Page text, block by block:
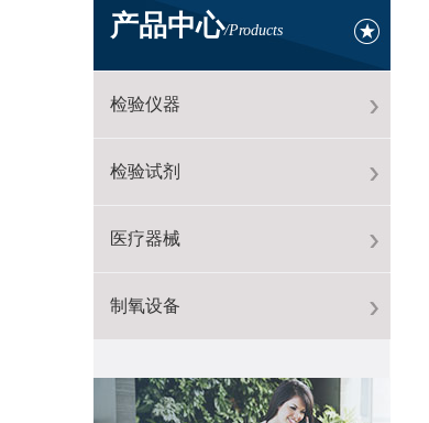
产品中心/Products
检验仪器
检验试剂
医疗器械
制氧设备